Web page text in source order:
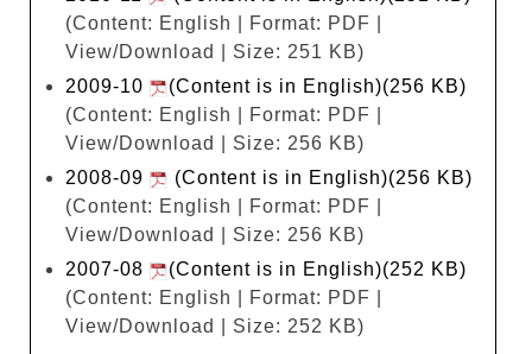
(Content: English | Format: PDF |
View/Download | Size: 251 KB)
2009-10
(Content is in English)(256 KB)
(Content: English | Format: PDF |
View/Download | Size: 256 KB)
2008-09
(Content is in English)(256 KB)
(Content: English | Format: PDF |
View/Download | Size: 256 KB)
2007-08
(Content is in English)(252 KB)
(Content: English | Format: PDF |
View/Download | Size: 252 KB)